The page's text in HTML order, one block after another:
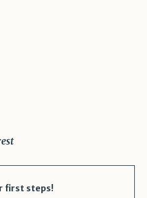
first steps!